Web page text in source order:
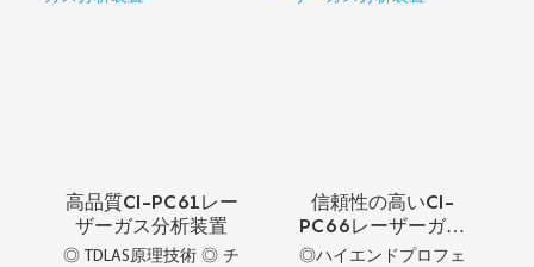
高品質CI-PC61レー
ザーガス分析装置
◎ TDLAS原理技術 ◎ チ
信頼性の高いCI-
PC66レーザーガス
分析装置
◎ハイエンドプロフェ